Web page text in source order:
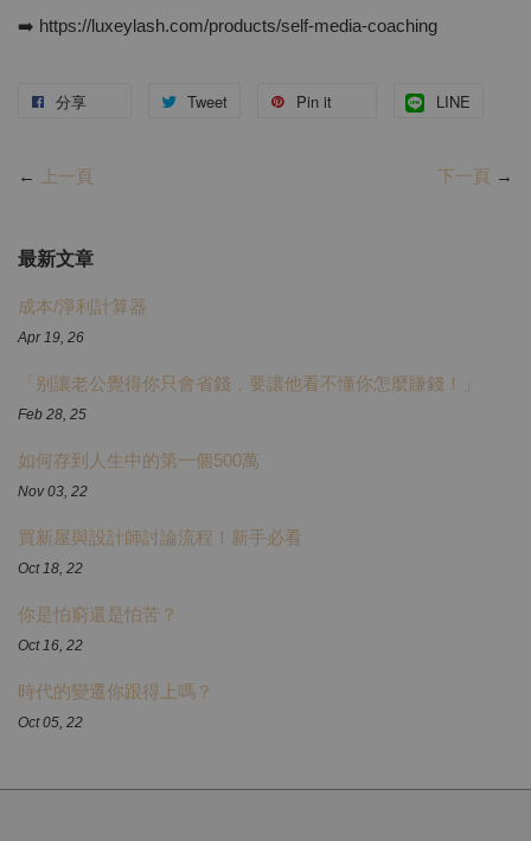
➡️ https://luxeylash.com/products/self-media-coaching
分享 Tweet Pin it LINE
← 上一頁 下一頁 →
最新文章
成本/淨利計算器
Apr 19, 26
「别讓老公覺得你只會省錢，要讓他看不懂你怎麼賺錢！」
Feb 28, 25
如何存到人生中的第一個500萬
Nov 03, 22
買新屋與設計師討論流程！新手必看
Oct 18, 22
你是怕窮還是怕苦？
Oct 16, 22
時代的變遷你跟得上嗎？
Oct 05, 22